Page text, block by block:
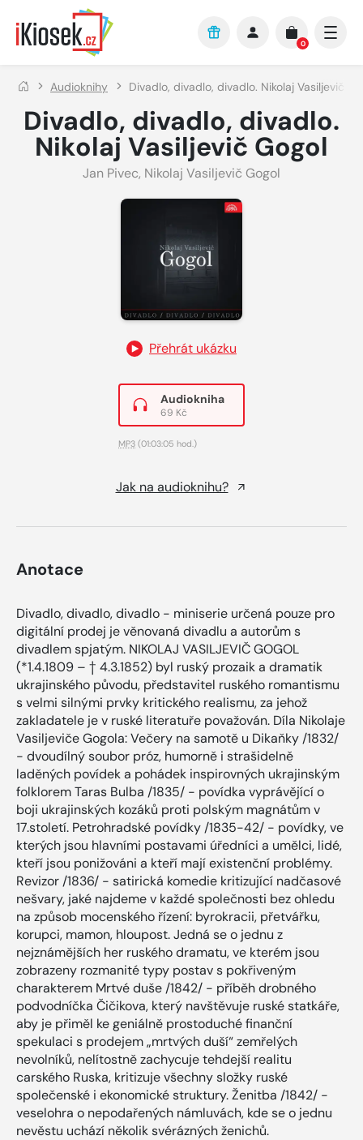
Přejít na hlavní obsah
0
Audioknihy Divadlo, divadlo, divadlo. Nikolaj Vasiljevič
Divadlo, divadlo, divadlo.
Nikolaj Vasiljevič Gogol
Jan Pivec, Nikolaj Vasiljevič Gogol
Přehrát ukázku
Audiokniha
69 Kč
MP3 (01:03:05 hod.)
Jak na audioknihu?
Anotace
Divadlo, divadlo, divadlo - miniserie určená pouze pro
digitální prodej je věnovaná divadlu a autorům s
divadlem spjatým. NIKOLAJ VASILJEVIČ GOGOL
(*1.4.1809 – † 4.3.1852) byl ruský prozaik a dramatik
ukrajinského původu, představitel ruského romantismu
s velmi silnými prvky kritického realismu, za jehož
zakladatele je v ruské literatuře považován. Díla Nikolaje
Vasiljeviče Gogola: Večery na samotě u Dikaňky /1832/
- dvoudílný soubor próz, humorně i strašidelně
laděných povídek a pohádek inspirovných ukrajinským
folklorem Taras Bulba /1835/ - povídka vyprávějící o
boji ukrajinských kozáků proti polským magnátům v
17.století. Petrohradské povídky /1835-42/ - povídky, ve
kterých jsou hlavními postavami úředníci a umělci, lidé,
kteří jsou ponižováni a kteří mají existenční problémy.
Revizor /1836/ - satirická komedie kritizující nadčasové
nešvary, jaké najdeme v každé společnosti bez ohledu
na způsob mocenského řízení: byrokracii, přetvářku,
korupci, mamon, hloupost. Jedná se o jednu z
nejznámějších her ruského dramatu, ve kterém jsou
zobrazeny rozmanité typy postav s pokřiveným
charakterem Mrtvé duše /1842/ - příběh drobného
podvodníčka Čičikova, který navštěvuje ruské statkáře,
aby je přiměl ke geniálně prostoduché finanční
spekulaci s prodejem „mrtvých duší“ zemřelých
nevolníků, nelítostně zachycuje tehdejší realitu
carského Ruska, kritizuje všechny složky ruské
společenské i ekonomické struktury. Ženitba /1842/ -
veselohra o nepodařených námluvách, kde se o jednu
nevěstu uchází několik svérázných ženichů.